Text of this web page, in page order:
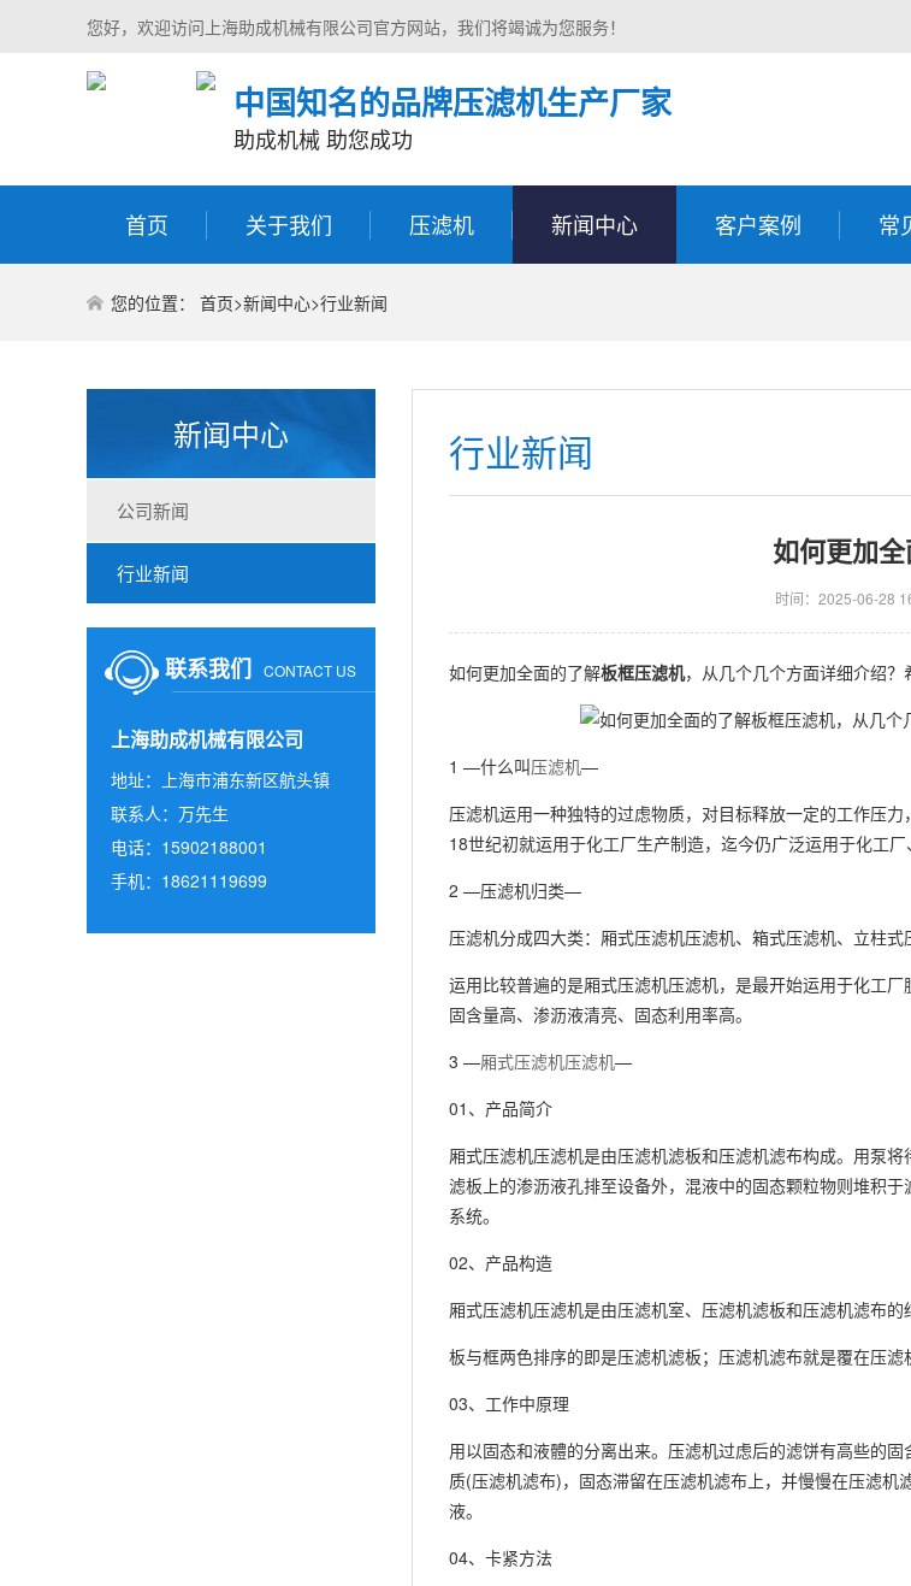
您好，欢迎访问上海助成机械有限公司官方网站，我们将竭诚为您服务！
中国知名的品牌压滤机生产厂家
助成机械 助您成功
首页 关于我们 压滤机 新闻中心 客户案例 常
您的位置： 首页>新闻中心>行业新闻
新闻中心
公司新闻
行业新闻
联系我们 CONTACT US
上海助成机械有限公司
地址：上海市浦东新区航头镇
联系人：万先生
电话：15902188001
手机：18621119699
行业新闻
如何更加全
时间：2025-06-28
如何更加全面的了解板框压滤机，从几个几个方面详细介绍？
1 —什么叫压滤机—
压滤机运用一种独特的过虑物质，对目标释放一定的工作压
18世纪初就运用于化工厂生产制造，迄今仍广泛运用于化工
2 —压滤机归类—
压滤机分成四大类：厢式压滤机压滤机、箱式压滤机、立柱
运用比较普遍的是厢式压滤机压滤机，是最开始运用于化工
固含量高、渗沥液清亮、固态利用率高。
3 —厢式压滤机压滤机—
01、产品简介
厢式压滤机压滤机是由压滤机滤板和压滤机滤布构成。用泵
滤板上的渗沥液孔排至设备外，混液中的固态颗粒物则堆积
系统。
02、产品构造
厢式压滤机压滤机是由压滤机室、压滤机滤板和压滤机滤布的
板与框两色排序的即是压滤机滤板；压滤机滤布就是覆在压
03、工作中原理
用以固态和液體的分离出来。压滤机过虑后的滤饼有高些的
质(压滤机滤布)，固态滞留在压滤机滤布上，并慢慢在压滤
液。
04、卡紧方法